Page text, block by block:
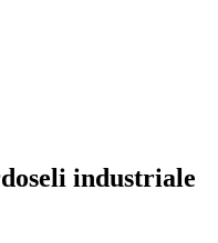
industriale